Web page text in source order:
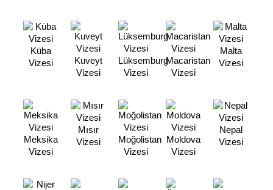
Küba
Vizesi
Kuveyt
Vizesi
Lüksemburg
Vizesi
Macaristan
Vizesi
Malta
Vizesi
Meksika
Vizesi
Mısır
Vizesi
Moğolistan
Vizesi
Moldova
Vizesi
Nepal
Vizesi